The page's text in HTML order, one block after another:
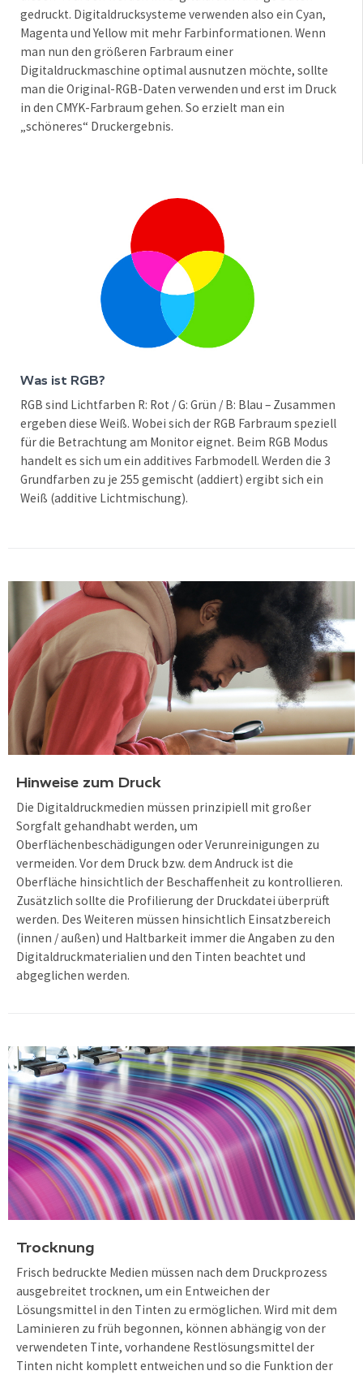
gedruckt. Digitaldrucksysteme verwenden also ein Cyan,
Magenta und Yellow mit mehr Farbinformationen. Wenn
man nun den größeren Farbraum einer
Digitaldruckmaschine optimal ausnutzen möchte, sollte
man die Original-RGB-Daten verwenden und erst im Druck
in den CMYK-Farbraum gehen. So erzielt man ein
„schöneres“ Druckergebnis.
Was ist RGB?
RGB sind Lichtfarben R: Rot / G: Grün / B: Blau – Zusammen
ergeben diese Weiß. Wobei sich der RGB Farbraum speziell
für die Betrachtung am Monitor eignet. Beim RGB Modus
handelt es sich um ein additives Farbmodell. Werden die 3
Grundfarben zu je 255 gemischt (addiert) ergibt sich ein
Weiß (additive Lichtmischung).
Hinweise zum Druck
Die Digitaldruckmedien müssen prinzipiell mit großer
Sorgfalt gehandhabt werden, um
Oberflächenbeschädigungen oder Verunreinigungen zu
vermeiden. Vor dem Druck bzw. dem Andruck ist die
Oberfläche hinsichtlich der Beschaffenheit zu kontrollieren.
Zusätzlich sollte die Profilierung der Druckdatei überprüft
werden. Des Weiteren müssen hinsichtlich Einsatzbereich
(innen / außen) und Haltbarkeit immer die Angaben zu den
Digitaldruckmaterialien und den Tinten beachtet und
abgeglichen werden.
Trocknung
Frisch bedruckte Medien müssen nach dem Druckprozess
ausgebreitet trocknen, um ein Entweichen der
Lösungsmittel in den Tinten zu ermöglichen. Wird mit dem
Laminieren zu früh begonnen, können abhängig von der
verwendeten Tinte, vorhandene Restlösungsmittel der
Tinten nicht komplett entweichen und so die Funktion der